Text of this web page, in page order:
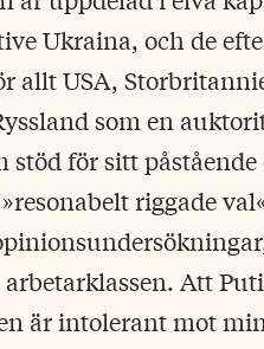
Ukraina, och de
allt USA,
som en
stöd för sitt
riggade
Att
är intolerant mot